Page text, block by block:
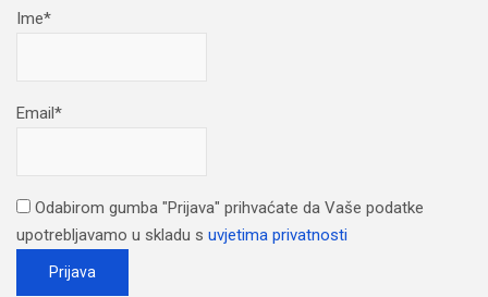
Ime*
Email*
Odabirom gumba "Prijava" prihvaćate da Vaše podatke
upotrebljavamo u skladu s uvjetima privatnosti